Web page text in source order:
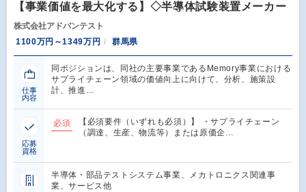
【事業価値を最大化する】◇半導体試験装置メーカー
株式会社アドバンテスト
1100万円～1349万円
群馬県
仕事
内容
同ポジションは、同社の主要事業であるMemory事業における
サプライチェーン領域の価値向上に向けて、分析、施策設
計、推進…
応募
資格
必須
【必須要件（いずれも必須）】 ・サプライチェーン
（調達、生産、物流等）または原価企…
半導体・部品テストシステム事業、メカトロニクス関連事
業、サービス他